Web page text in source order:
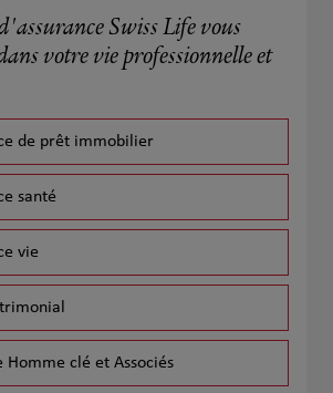
Swiss Life vous
votre vie professionnelle et
de prêt immobilier
santé
vie
Homme clé et Associés